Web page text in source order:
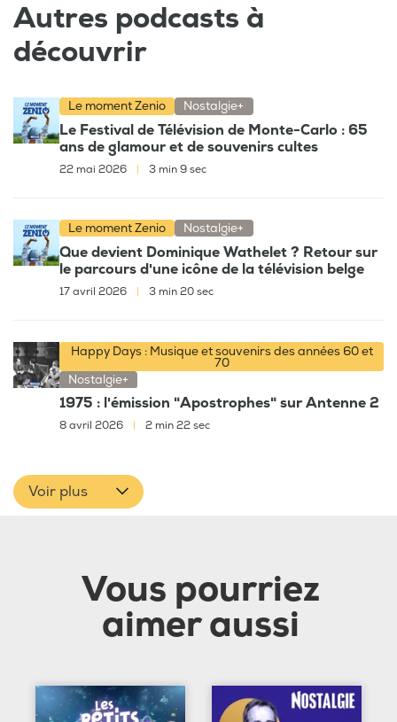
Autres podcasts à
découvrir
Le moment Zenio Nostalgie+
Le Festival de Télévision de Monte-Carlo : 65
ans de glamour et de souvenirs cultes
22 mai 2026 3 min 9 sec
Le moment Zenio Nostalgie+
Que devient Dominique Wathelet ? Retour sur
le parcours d'une icône de la télévision belge
17 avril 2026 3 min 20 sec
Happy Days : Musique et souvenirs des années 60 et
70
Nostalgie+
1975 : l'émission "Apostrophes" sur Antenne 2
8 avril 2026 2 min 22 sec
Voir plus
Vous pourriez
aimer aussi